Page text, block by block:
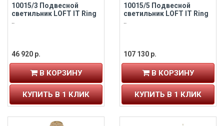
10015/3 Подвесной
светильник LOFT IT Ring
..
46 920 р.
В КОРЗИНУ
КУПИТЬ В 1 КЛИК
10015/5 Подвесной
светильник LOFT IT Ring
..
107 130 р.
В КОРЗИНУ
КУПИТЬ В 1 КЛИК